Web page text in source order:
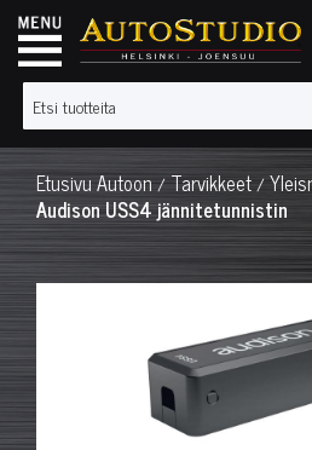
EtusivuAutoon/Tarvikkeet/
Audison USS4 jännitetunnistin